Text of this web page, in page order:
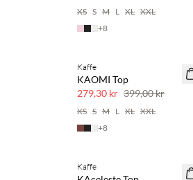
XS S M L XL XXL
+8
SAVE20
30 % rabatt
Kaffe
KAOMI Top
279,30 kr 399,00 kr
XS S M L XL XXL
+8
SAVE20
Kaffe